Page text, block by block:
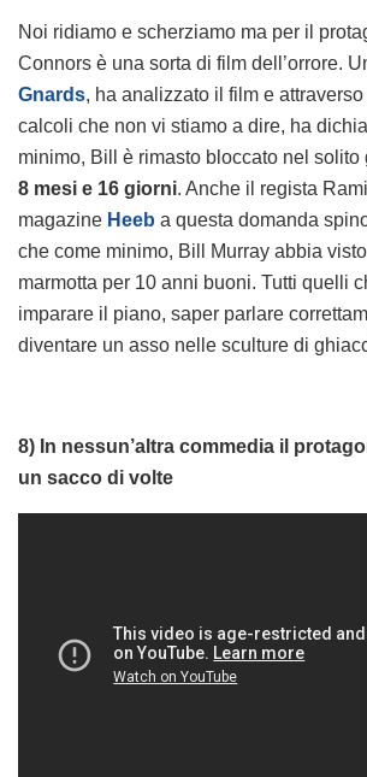
Noi ridiamo e scherziamo ma per il
Connors è una sorta di film dell’orrore.
Gnards, ha analizzato il film e
calcoli che non vi stiamo a dire, ha
minimo, Bill è rimasto bloccato nel solito
8 mesi e 16 giorni. Anche il regista
magazine Heeb a questa domanda
che come minimo, Bill Murray abbia
marmotta per 10 anni buoni. Tutti quelli
imparare il piano, saper parlare
diventare un asso nelle sculture di
8) In nessun’altra commedia il
un sacco di volte